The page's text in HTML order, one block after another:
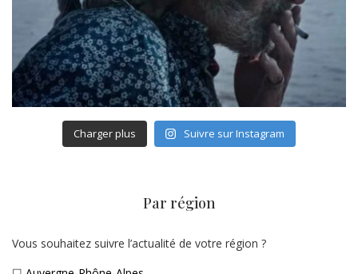
Charger plus Suivre sur Instagram
Par région
Vous souhaitez suivre l’actualité de votre région ?